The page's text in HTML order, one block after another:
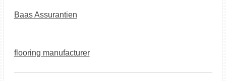
Baas Assurantien
flooring manufacturer